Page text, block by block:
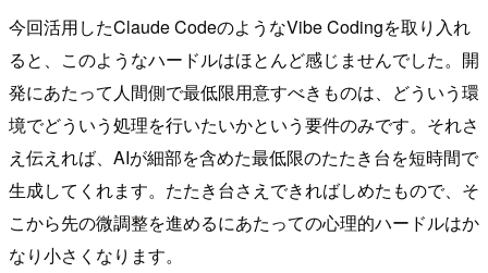
今回活用したClaude CodeのようなVibe Codingを取り入れ
ると、このようなハードルはほとんど感じませんでした。開
発にあたって人間側で最低限用意すべきものは、どういう環
境でどういう処理を行いたいかという要件のみです。それさ
え伝えれば、AIが細部を含めた最低限のたたき台を短時間で
生成してくれます。たたき台さえできればしめたもので、そ
こから先の微調整を進めるにあたっての心理的ハードルはか
なり小さくなります。